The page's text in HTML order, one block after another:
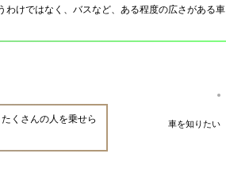
けではなく、バスなど、ある程度の広さがある車
車を知りたい
くさんの人を乗せら